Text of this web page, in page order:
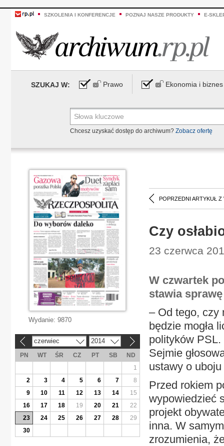
SZKOLENIA I KONFERENCJE POZNAJ NASZE PRODUKTY E-
SZUKAJ W: Prawo Ekonomia i biznes
Chcesz uzyskać dostęp do archiwum? Zobacz ofertę
POPRZEDNI ARTYKUŁ Z
Czy
23 czerwca
W czwartek
stawia
– Od tego, czy
będzie mogła
polityków
Sejmie
ustawy o
Przed rokiem
wypowiedzieć
projekt
inna. W
zrozumienia,
Wydanie: 9870
czerwiec 2014
PN WT ŚR CZ PT SB
ND
1
2
3 4 5 6 7
8
9
10 11 12 13 14
15
16
17 18 19 20 21
22
23
24 25 26 27 28
29
30